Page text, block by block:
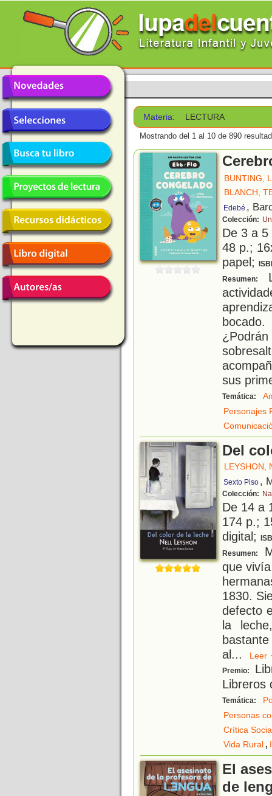
Materia: LECTURA
Mostrando del 1 al 10 de 890
BUNTING,
BLANCH,
Edebé ,
Colección:
De 3 a
48 p.;
papel;
Resumen:
sus
Temática:
Personajes
Del
LEYSHON,
Sexto Piso ,
Colección:
De 14 a
174 p.;
digital;
Resumen:
que
1830.
defecto
la
al...
Premio:
Libreros
Temática:
Personas
Crítica
Vida Rural,
El
de